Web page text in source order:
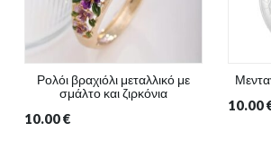
Ρολόι βραχιόλι μεταλλικό με
σμάλτο και ζιρκόνια
10.00€
10.00